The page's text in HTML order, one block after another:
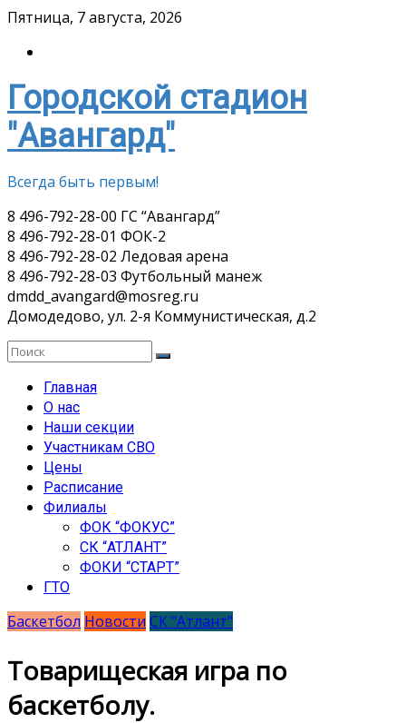
Skip
content
Пятница, 7 августа, 2026
Городской стадион
"Авангард"
Всегда быть первым!
8 496-792-28-00 ГС “Авангард”
8 496-792-28-01 ФОК-2
8 496-792-28-02 Ледовая арена
8 496-792-28-03 Футбольный манеж
dmdd_avangard@mosreg.ru
Домодедово, ул. 2-я Коммунистическая, д.2
Главная
О нас
Наши секции
Участникам СВО
Цены
Расписание
Филиалы
ФОК “ФОКУС”
СК “АТЛАНТ”
ФОКИ “СТАРТ”
ГТО
Баскетбол Новости СК "Атлант"
Товарищеская игра по
баскетболу.